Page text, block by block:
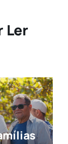
Ler